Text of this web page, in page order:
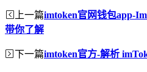
上一篇imtoken官网钱包app-
带你了解
下一篇imtoken官方-解析